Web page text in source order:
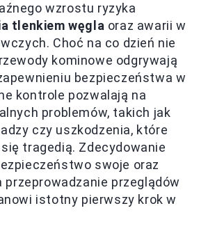
wzrostu ryzyka
tlenkiem węgla oraz awarii w
Choć na co dzień nie
kominowe odgrywają
bezpieczeństwa w
kontrole pozwalają na
problemów, takich jak
czy uszkodzenia, które
tragedią. Zdecydowanie
swoje oraz
przeprowadzanie przeglądów
istotny pierwszy krok w